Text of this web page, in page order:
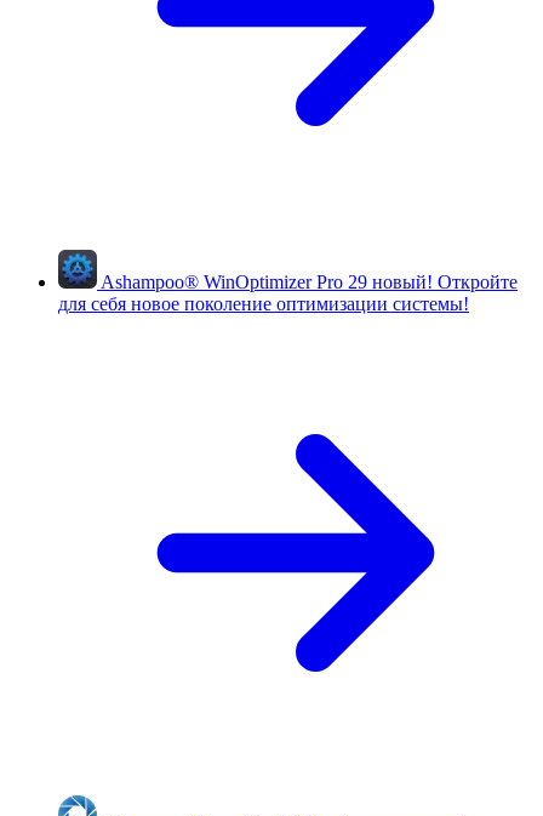
Ashampoo® WinOptimizer Pro 29 новый! Откройте
для себя новое поколение оптимизации системы!